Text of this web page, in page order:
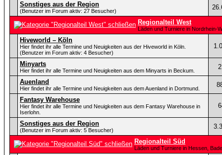
Sonstiges aus der Region
(Benutzer im Forum aktiv: 27 Besucher)
Regionalteil West
Läden und Turniere in Nordrhein-
Hiveworld – Köln
Hier findet ihr alle Termine und Neuigkeiten aus der Hiveworld in Köln.
(Benutzer im Forum aktiv: 4 Besucher)
Minyarts
Hier findet ihr alle Termine und Neuigkeiten aus dem Minyarts in Beckum.
Auenland
Hier findet ihr alle Termine und Neuigkeiten aus dem Auenland in Dortmund.
Fantasy Warehouse
Hier findet ihr alle Termine und Neuigkeiten aus dem Fantasy Warehouse in
Iserlohn.
Sonstiges aus der Region
(Benutzer im Forum aktiv: 5 Besucher)
Regionalteil Süd
Läden und Turniere in Hessen,